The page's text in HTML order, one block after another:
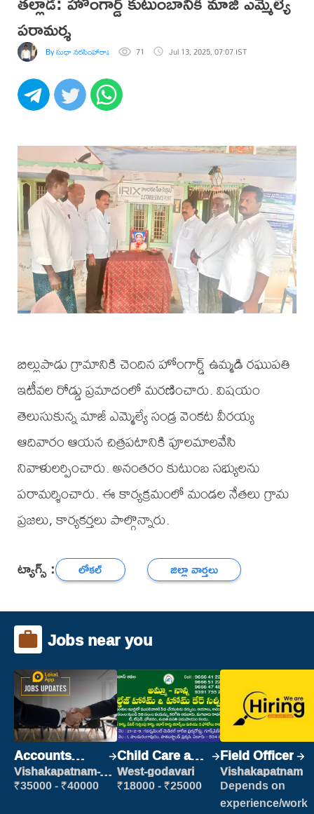
పరామర్శ
By సుధా నరసింహారావు వైరా 71 Jul 13, 2025, 07:07 IST
బిల్లుపాడు గ్రామానికి చెందిన హోంగార్డ్ ఉమ్మడి రఘుపతి
ఇటీవల రోడ్డు ప్రమాదంలో మరణించారు. విషయం
తెలుసుకున్న మాజీ ఎమ్మెల్యే సండ్ర వెంకట వీరయ్య
ఆదివారం ఆయన చిత్రపటానికి పూలమాలవేసి
నివాళులర్పించారు. అనంతరం కుటుంబ సభ్యులను
పరామర్శించారు. ఈ కార్యక్రమంలో మండల నేతలు గ్రామ
ప్రజలు, కార్యకర్తలు పాల్గొన్నారు.
ట్యాగ్స్ : లోకల్ జిల్లా వార్తలు
Jobs near you
Accounts
Clerk
Vishakapatnam-
new
₹35000 - ₹40000
Child Care and
Patient care
West-godavari
₹18000 - ₹25000
Field Officer
Vishakapatnam
Depends on
experience/work